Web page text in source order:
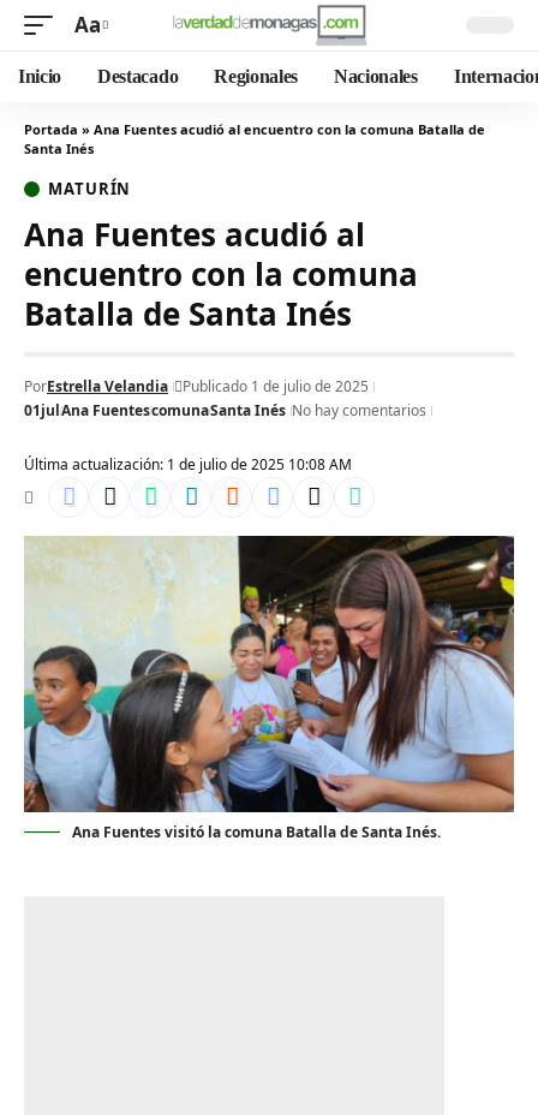
Aa
Inicio Destacado Regionales Nacionales
Portada » Ana Fuentes acudió al encuentro con la comuna Batalla de
Santa Inés
MATURÍN
Ana Fuentes acudió al
encuentro con la comuna
Batalla de Santa Inés
Última actualización: 1 de julio de 2025 10:08 AM
PorEstrella Velandia
Publicado 1 de julio de 2025
01julAna FuentescomunaSanta Inés No hay comentarios
Ana Fuentes visitó la comuna Batalla de Santa Inés.